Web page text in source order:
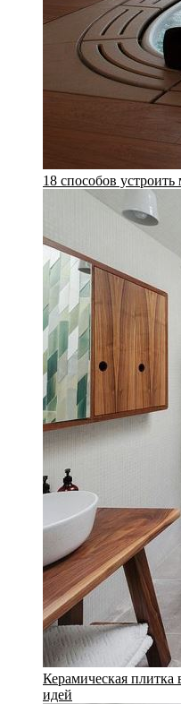
18 способов
Керамическая плитка
идей